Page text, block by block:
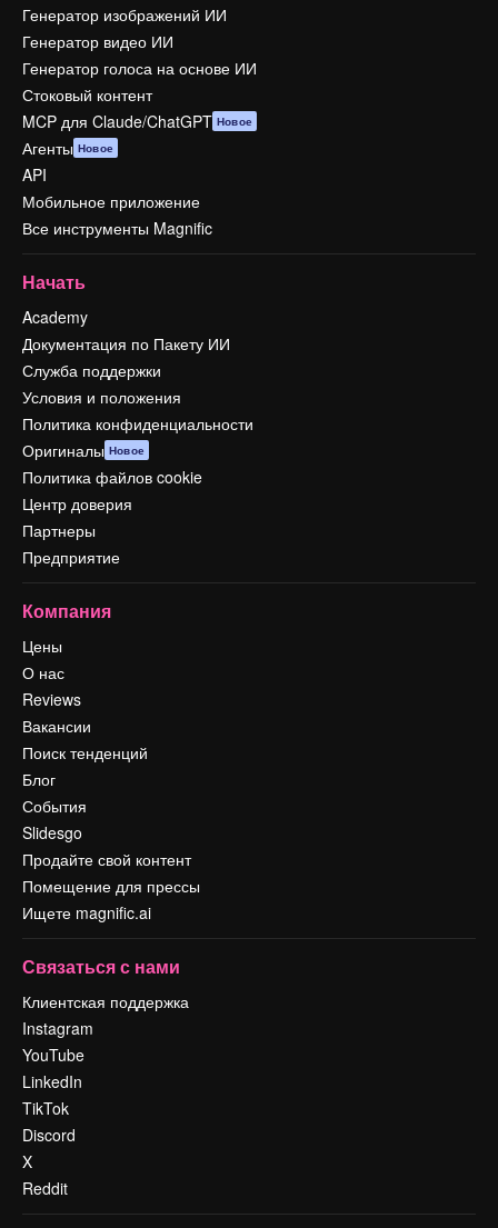
Генератор изображений ИИ
Генератор видео ИИ
Генератор голоса на основе ИИ
Стоковый контент
MCP для Claude/ChatGPT Новое
Агенты Новое
API
Мобильное приложение
Все инструменты Magnific
Начать
Academy
Документация по Пакету ИИ
Служба поддержки
Условия и положения
Политика конфиденциальности
Оригиналы Новое
Политика файлов cookie
Центр доверия
Партнеры
Предприятие
Компания
Цены
О нас
Reviews
Вакансии
Поиск тенденций
Блог
События
Slidesgo
Продайте свой контент
Помещение для прессы
Ищете magnific.ai
Связаться с нами
Клиентская поддержка
Instagram
YouTube
LinkedIn
TikTok
Discord
X
Reddit